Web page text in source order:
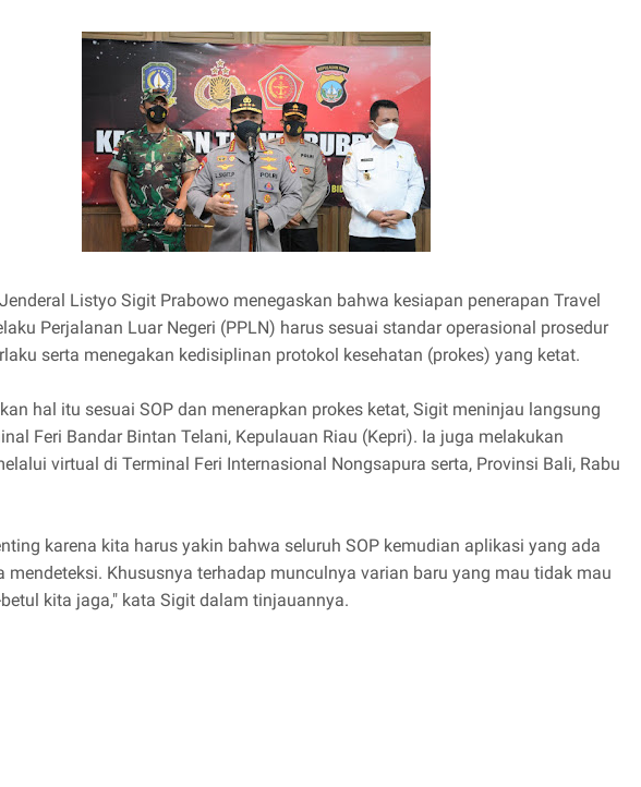
Listyo Sigit Prabowo menegaskan bahwa kesiapan penerapan Travel
Perjalanan Luar Negeri (PPLN) harus sesuai standar operasional prosedur
serta menegakan kedisiplinan protokol kesehatan (prokes) yang ketat.
hal itu sesuai SOP dan menerapkan prokes ketat, Sigit meninjau langsung
Feri Bandar Bintan Telani, Kepulauan Riau (Kepri). Ia juga melakukan
virtual di Terminal Feri Internasional Nongsapura serta, Provinsi Bali, Rabu
karena kita harus yakin bahwa seluruh SOP kemudian aplikasi yang ada
mendeteksi. Khususnya terhadap munculnya varian baru yang mau tidak mau
kita jaga," kata Sigit dalam tinjauannya.